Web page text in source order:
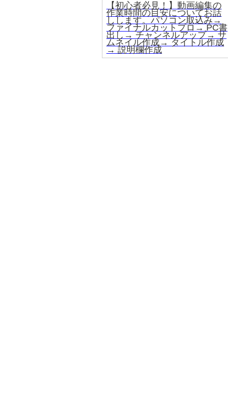
【初心者必見！】動画編集の
作業時間の目安についてお話
しします。パソコン取込み→
ファイナルカットプロ→ PC書
出し→ チャンネルアップ→ サ
ムネイル作成→ タイトル作成
→ 説明欄作成